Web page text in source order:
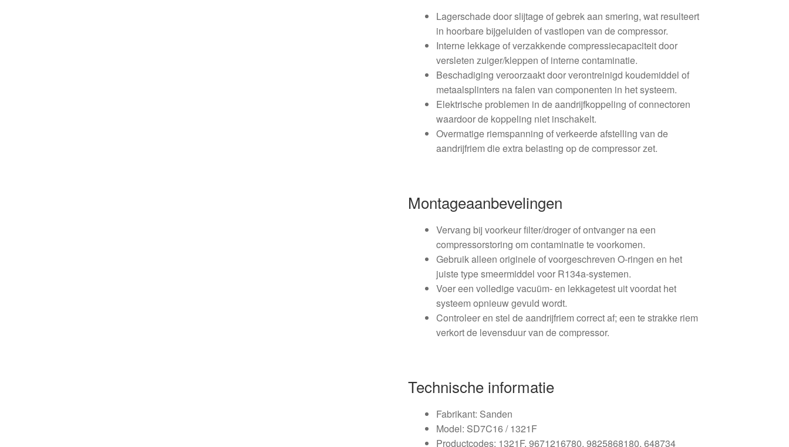
Lagerschade door slijtage of gebrek aan smering, wat resulteert
in hoorbare bijgeluiden of vastlopen van de compressor.
Interne lekkage of verzakkende compressiecapaciteit door
versleten zuiger/kleppen of interne contaminatie.
Beschadiging veroorzaakt door verontreinigd koudemiddel of
metaalsplinters na falen van componenten in het systeem.
Elektrische problemen in de aandrijfkoppeling of connectoren
waardoor de koppeling niet inschakelt.
Overmatige riemspanning of verkeerde afstelling van de
aandrijfriem die extra belasting op de compressor zet.
Montageaanbevelingen
Vervang bij voorkeur filter/droger of ontvanger na een
compressorstoring om contaminatie te voorkomen.
Gebruik alleen originele of voorgeschreven O-ringen en het
juiste type smeermiddel voor R134a-systemen.
Voer een volledige vacuüm- en lekkagetest uit voordat het
systeem opnieuw gevuld wordt.
Controleer en stel de aandrijfriem correct af; een te strakke riem
verkort de levensduur van de compressor.
Technische informatie
Fabrikant: Sanden
Model: SD7C16 / 1321F
Productcodes: 1321F, 9671216780, 9825868180, 648734